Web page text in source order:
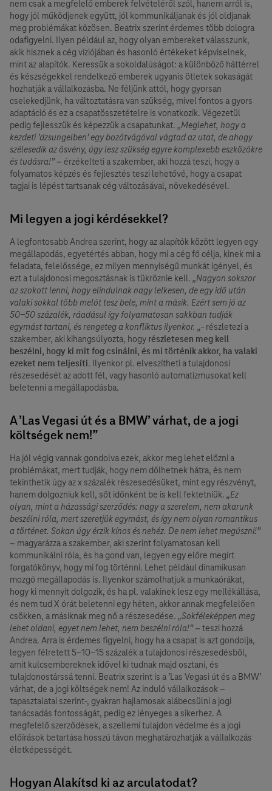
nem csak a megfelelő emberek felvételéről szól, hanem arról is,
hogy jól működjenek együtt, jól kommunikáljanak és jól oldjanak
meg problémákat közösen. Beatrix szerint érdemes több dologra
odafigyelni. Ilyen például az, hogy olyan embereket válasszunk,
akik hisznek a cég víziójában és hasonló értékeket képviselnek,
mint az alapítók. Keressük a sokoldalúságot: a különböző háttérrel
és készségekkel rendelkező emberek ugyanis ötletek sokaságát
hozhatják a vállalkozásba. Ne féljünk attól, hogy gyorsan
cselekedjünk, ha változtatásra van szükség, mivel fontos a gyors
adaptáció és ez a csapatösszetételre is vonatkozik. Végezetül
pedig fejlesszük és képezzük a csapatunkat. „Meglehet, hogy a
kezdeti ’dzsungelben’ egy bozótvágóval vágtad az utat, de ahogy
szélesedik az ösvény, úgy lesz szükség egyre komplexebb eszközökre
és tudásra!”– érzékelteti a szakember, aki hozzá teszi, hogy a
folyamatos képzés és fejlesztés teszi lehetővé, hogy a csapat
tagjai is lépést tartsanak cég változásával, növekedésével.
Mi legyen a jogi kérdésekkel?
A legfontosabb Andrea szerint, hogy az alapítók között legyen egy
megállapodás, egyetértés abban, hogy mi a cég fő célja, kinek mi a
feladata, felelőssége, ez milyen mennyiségű munkát igényel, és
ezt a tulajdonosi megosztásnak is tükröznie kell. „Nagyon sokszor
az szokott lenni, hogy elindulnak nagy lelkesen, de egy idő után
valaki sokkal több melót tesz bele, mint a másik. Ezért sem jó az
50-50 százalék, ráadásul így folyamatosan sakkban tudják
egymást tartani, és rengeteg a konfliktus ilyenkor. „- részletezi a
szakember, aki kihangsúlyozta, hogy részletesen meg kell
beszélni, hogy ki mit fog csinálni, és mi történik akkor, ha valaki
ezeket nem teljesíti. Ilyenkor pl. elveszítheti a tulajdonosi
részesedését az adott fél, vagy hasonló automatizmusokat kell
beletenni a megállapodásba.
A ’Las Vegasi út és a BMW’ várhat, de a jogi
költségek nem!”
Ha jól végig vannak gondolva ezek, akkor meg lehet előzni a
problémákat, mert tudják, hogy nem dőlhetnek hátra, és nem
tekinthetik úgy az x százalék részesedésüket, mint egy részvényt,
hanem dolgozniuk kell, sőt időnként be is kell fektetniük. „Ez
olyan, mint a házassági szerződés: nagy a szerelem, nem akarunk
beszélni róla, mert szeretjük egymást, és így nem olyan romantikus
a történet. Sokan úgy érzik kínos és nehéz. De nem lehet megúszni!”
– magyarázza a szakember, aki szerint folyamatosan kell
kommunikálni róla, és ha gond van, legyen egy előre megírt
forgatókönyv, hogy mi fog történni. Lehet például dinamikusan
mozgó megállapodás is. Ilyenkor számolhatjuk a munkaórákat,
hogy ki mennyit dolgozik, és ha pl. valakinek lesz egy mellékállása,
és nem tud X órát beletenni egy héten, akkor annak megfelelően
csökken, a másiknak meg nő a részesedése. „Sokféleképpen meg
lehet oldani, egyet nem lehet, nem beszélni róla!”– teszi hozzá
Andrea. Arra is érdemes figyelni, hogy ha a csapat is azt gondolja,
legyen félretett 5-10-15 százalék a tulajdonosi részesedésből,
amit kulcsembereknek idővel ki tudnak majd osztani, és
tulajdonostárssá tenni. Beatrix szerint is a ’Las Vegasi út és a BMW’
várhat, de a jogi költségek nem! Az induló vállalkozások –
tapasztalatai szerint-, gyakran hajlamosak alábecsülni a jogi
tanácsadás fontosságát, pedig ez lényeges a sikerhez. A
megfelelő szerződések, a szellemi tulajdon védelme és a jogi
előírások betartása hosszú távon meghatározhatják a vállalkozás
életképességét.
Hogyan Alakítsd ki az arculatodat?